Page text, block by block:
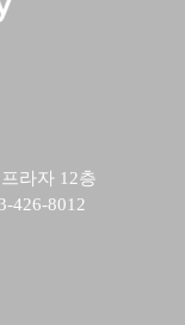
라자 12층
426-8012